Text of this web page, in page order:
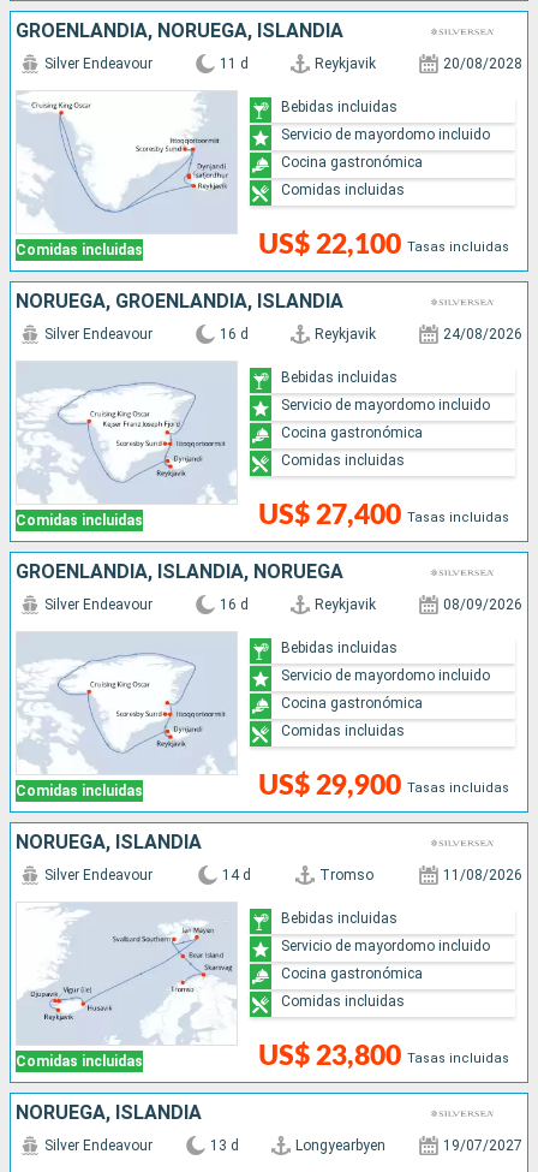
GROENLANDIA, NORUEGA, ISLANDIA
Comidas incluidas
Silver Endeavour 11 d Reykjavik 20/08/2028
US$ 22,100 Tasas incluidas
Bebidas incluidas
Servicio de mayordomo incluido
Cocina gastronómica
Comidas incluidas
NORUEGA, GROENLANDIA, ISLANDIA
Comidas incluidas
Silver Endeavour 16 d Reykjavik 24/08/2026
US$ 27,400 Tasas incluidas
Bebidas incluidas
Servicio de mayordomo incluido
Cocina gastronómica
Comidas incluidas
GROENLANDIA, ISLANDIA, NORUEGA
Comidas incluidas
Silver Endeavour 16 d Reykjavik 08/09/2026
US$ 29,900 Tasas incluidas
Bebidas incluidas
Servicio de mayordomo incluido
Cocina gastronómica
Comidas incluidas
NORUEGA, ISLANDIA
Comidas incluidas
Silver Endeavour 14 d Tromso 11/08/2026
US$ 23,800 Tasas incluidas
Bebidas incluidas
Servicio de mayordomo incluido
Cocina gastronómica
Comidas incluidas
NORUEGA, ISLANDIA
Silver Endeavour 13 d Longyearbyen 19/07/2027